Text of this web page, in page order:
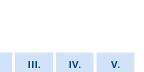
III. IV.
V.